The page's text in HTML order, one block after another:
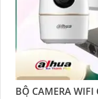
BỘ CAMERA WIFI